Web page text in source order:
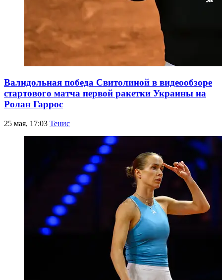
Валидольная победа Свитолиной в видеообзоре
стартового матча первой ракетки Украины на
Ролан Гаррос
25 мая, 17:03 Тенис